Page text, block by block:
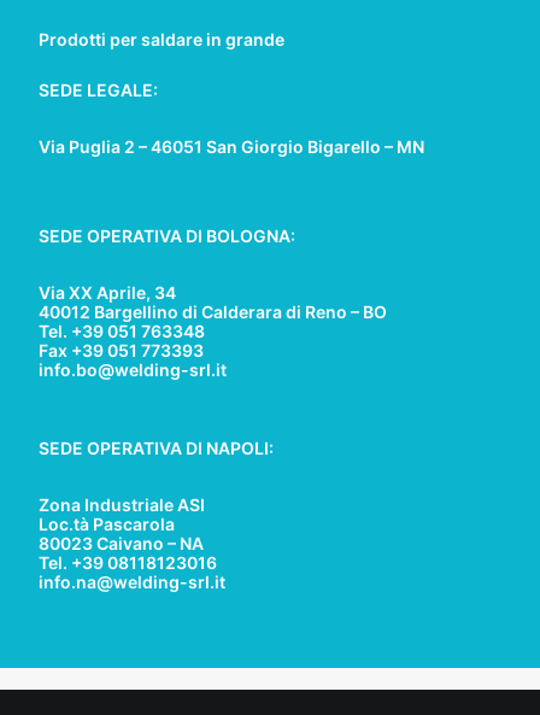
Prodotti per saldare in grande
SEDE LEGALE:
Via Puglia 2 – 46051 San Giorgio Bigarello – MN
SEDE OPERATIVA DI BOLOGNA:
Via XX Aprile, 34
40012 Bargellino di Calderara di Reno – BO
Tel. +39 051 763348
Fax +39 051 773393
info.bo@welding-srl.it
SEDE OPERATIVA DI NAPOLI:
Zona Industriale ASI
Loc.tà Pascarola
80023 Caivano – NA
Tel. +39 08118123016
info.na@welding-srl.it